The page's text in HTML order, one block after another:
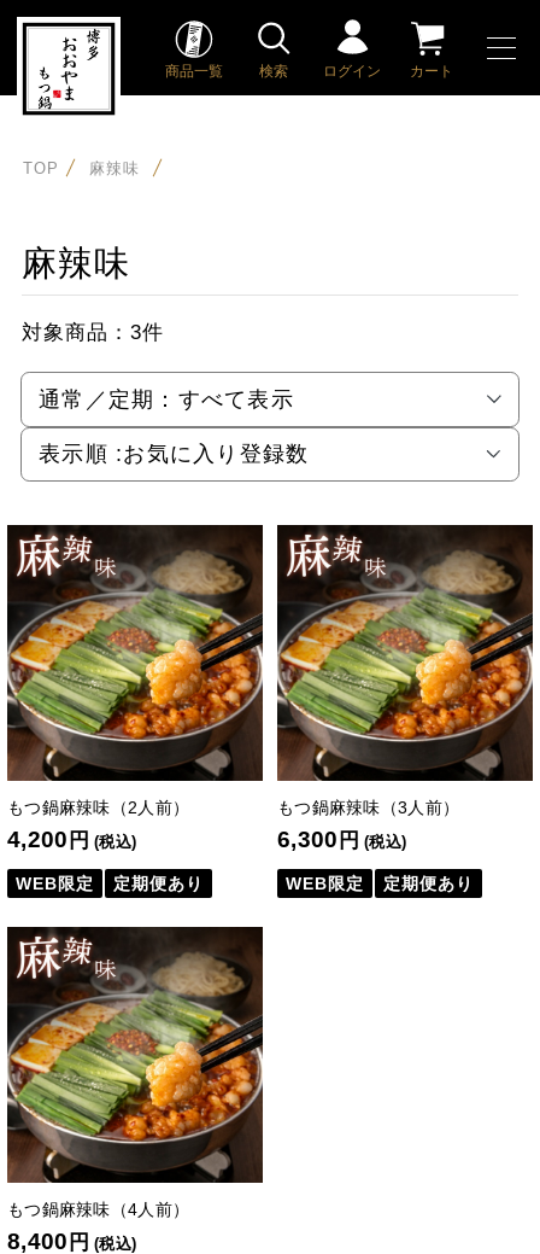
商品一覧 検索 ログイン カート
TOP 麻辣味
麻辣味
対象商品： 3件
通常／定期： すべて表示
表示順 :お気に入り登録数
もつ鍋麻辣味（2人前）
4,200 円 (税込)
WEB限定 定期便あり
もつ鍋麻辣味（3人前）
6,300 円 (税込)
WEB限定 定期便あり
もつ鍋麻辣味（4人前）
8,400 円 (税込)